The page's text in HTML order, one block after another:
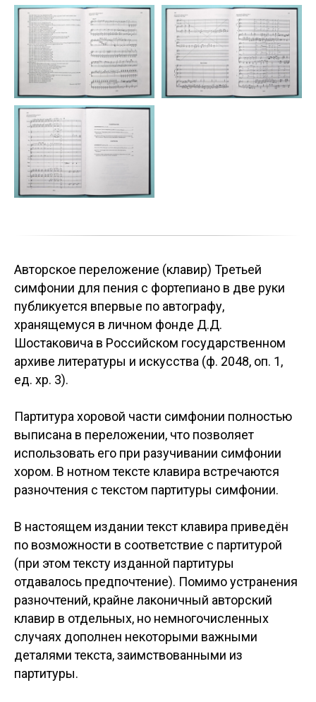
Авторское переложение (клавир) Третьей
симфонии для пения с фортепиано в две руки
публикуется впервые по автографу,
хранящемуся в личном фонде Д.Д.
Шостаковича в Российском государственном
архиве литературы и искусства (ф. 2048, оп. 1,
ед. хр. 3).
Партитура хоровой части симфонии полностью
выписана в переложении, что позволяет
использовать его при разучивании симфонии
хором. В нотном тексте клавира встречаются
разночтения с текстом партитуры симфонии.
В настоящем издании текст клавира приведён
по возможности в соответствие с партитурой
(при этом тексту изданной партитуры
отдавалось предпочтение). Помимо устранения
разночтений, крайне лаконичный авторский
клавир в отдельных, но немногочисленных
случаях дополнен некоторыми важными
деталями текста, заимствованными из
партитуры.